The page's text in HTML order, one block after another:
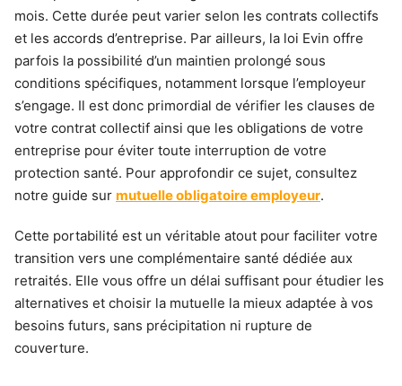
mois. Cette durée peut varier selon les contrats collectifs
et les accords d’entreprise. Par ailleurs, la loi Evin offre
parfois la possibilité d’un maintien prolongé sous
conditions spécifiques, notamment lorsque l’employeur
s’engage. Il est donc primordial de vérifier les clauses de
votre contrat collectif ainsi que les obligations de votre
entreprise pour éviter toute interruption de votre
protection santé. Pour approfondir ce sujet, consultez
notre guide sur mutuelle obligatoire employeur.
Cette portabilité est un véritable atout pour faciliter votre
transition vers une complémentaire santé dédiée aux
retraités. Elle vous offre un délai suffisant pour étudier les
alternatives et choisir la mutuelle la mieux adaptée à vos
besoins futurs, sans précipitation ni rupture de
couverture.